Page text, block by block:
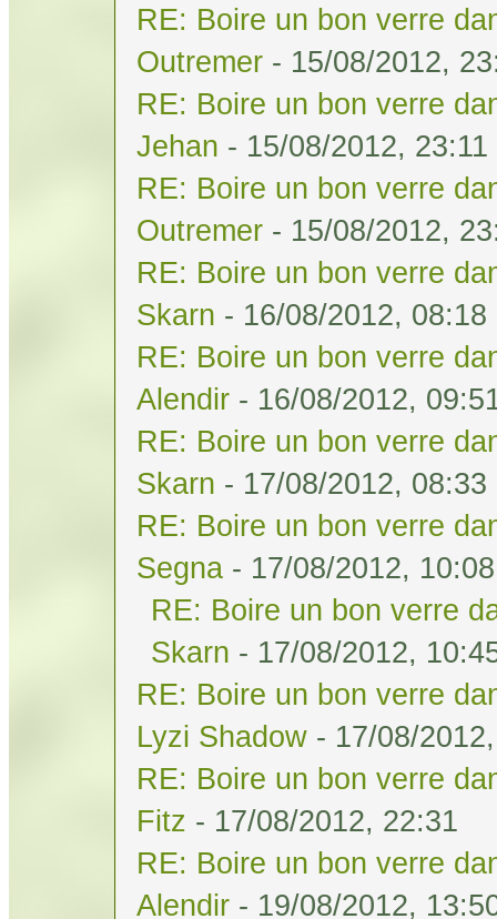
RE: Boire un bon verre
Outremer - 15/08/2012,
RE: Boire un bon verre
Jehan - 15/08/2012, 23:11
RE: Boire un bon verre
Outremer - 15/08/2012,
RE: Boire un bon verre
Skarn - 16/08/2012, 08:18
RE: Boire un bon verre
Alendir - 16/08/2012,
RE: Boire un bon verre
Skarn - 17/08/2012, 08:33
RE: Boire un bon verre
Segna - 17/08/2012, 10:08
RE: Boire un bon verre
Skarn - 17/08/2012,
RE: Boire un bon verre
Lyzi Shadow - 17/08/
RE: Boire un bon verre
Fitz - 17/08/2012, 22:31
RE: Boire un bon verre
Alendir - 19/08/2012,